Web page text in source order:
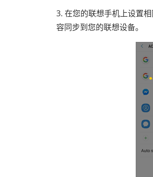
3. 在您的联想手机上设置
容同步到您的联想设备。